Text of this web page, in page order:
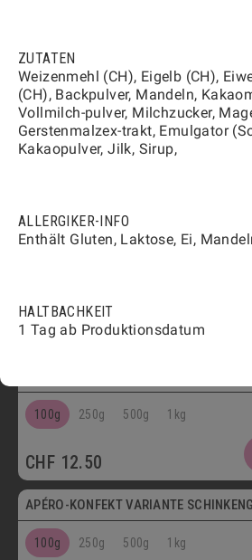
CHF12.50
Vegetarisch
FLÛTES MIT KÜMMEL
100g 250g 500g 1kg
Vegetarisch
FLÛTES MIT SESAM
CHF 12.00
100g 250g 500g 1kg
CHF 12.50
APÉRO-KONFEKT VARIANTE
100g 250g 500g 1kg
ZUTATEN
Weizenmehl (CH), Eigelb (CH),
(CH), Backpulver, Mandeln,
Vollmilch-pulver, Milchzucker,
Gerstenmalzex-trakt, Emulgator
Kakaopulver, Jilk, Sirup,
ALLERGIKER-INFO
Enthält Gluten, Laktose, Ei,
HALTBACHKEIT
1 Tag ab Produktionsdatum